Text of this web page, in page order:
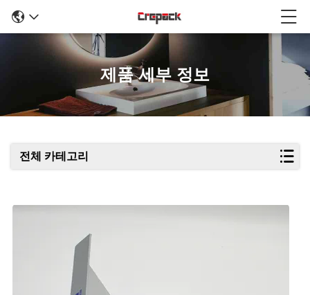
제품 세부 정보
전체 카테고리